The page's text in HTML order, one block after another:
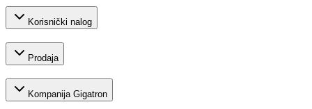
Korisnički nalog
Prodaja
Kompanija Gigatron